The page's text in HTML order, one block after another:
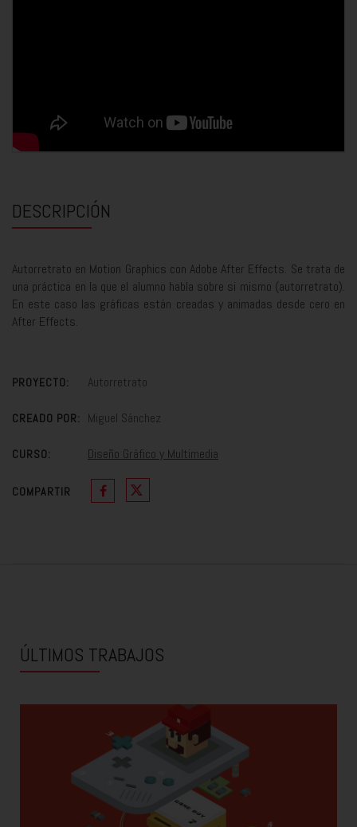
DESCRIPCIÓN
Autorretrato en Motion Graphics con Adobe After Effects. Se trata de
una práctica en la que el alumno habla sobre si mismo (autorretrato).
En este caso las gráficas están creadas y animadas desde cero en
After Effects.
PROYECTO: Autorretrato
CREADO POR: Miguel Sánchez
CURSO: Diseño Gráfico y Multimedia
COMPARTIR
ÚLTIMOS TRABAJOS